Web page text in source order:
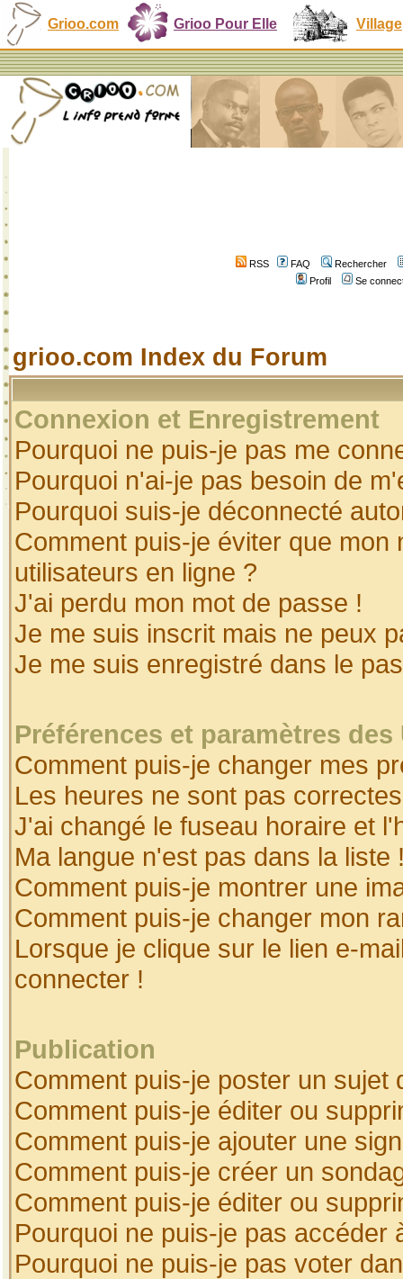
Grioo.com Grioo Pour Elle Village
RSS FAQ
Rechercher
Profil
Se
grioo.com Index du Forum
Connexion et Enregistrement
Pourquoi ne puis-je pas me
Pourquoi n'ai-je pas besoin de
Pourquoi suis-je déconnecté
Comment puis-je éviter que
utilisateurs en ligne ?
J'ai perdu mon mot de passe !
Je me suis inscrit mais ne peux
Je me suis enregistré dans le
Préférences et paramètres
Comment puis-je changer mes
Les heures ne sont pas
J'ai changé le fuseau horaire et
Ma langue n'est pas dans la liste
Comment puis-je montrer une
Comment puis-je changer mon
Lorsque je clique sur le lien e-
connecter !
Publication
Comment puis-je poster un sujet
Comment puis-je éditer ou
Comment puis-je ajouter une
Comment puis-je créer un
Comment puis-je éditer ou
Pourquoi ne puis-je pas accéder
Pourquoi ne puis-je pas voter